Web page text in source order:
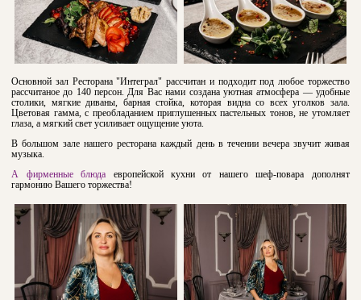
Основной зал Ресторана "Интеграл" рассчитан и подходит под любое торжество
рассчитаное до 140 персон. Для Вас нами создана уютная атмосфера — удобные
столики, мягкие диваны, барная стойка, которая видна со всех уголков зала.
Цветовая гамма, с преобладанием приглушенных пастельных тонов, не утомляет
глаза, а мягкий свет усиливает ощущение уюта.
В большом зале нашего ресторана каждый день в течении вечера звучит живая
музыка.
А фирменные блюда европейской кухни от нашего шеф-повара дополнят
гармонию Вашего торжества!